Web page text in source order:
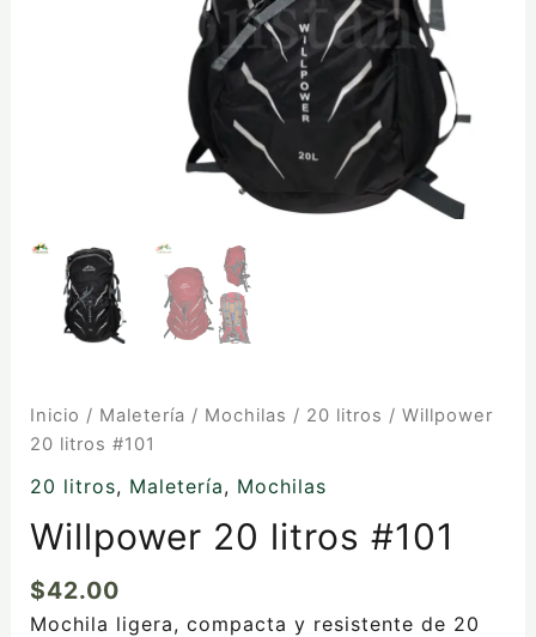
Inicio / Maletería / Mochilas / 20 litros / Willpower
20 litros #101
20 litros, Maletería, Mochilas
Willpower 20 litros #101
$42.00
Mochila ligera, compacta y resistente de 20